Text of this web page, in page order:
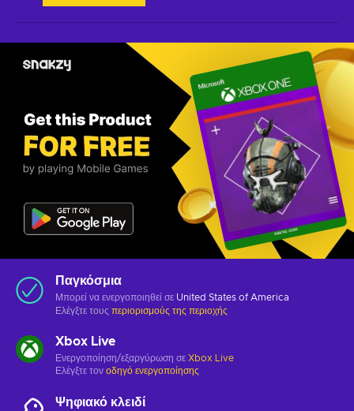
Παγκόσμια
Μπορεί να ενεργοποιηθεί σε United States of America
Ελέγξτε τους περιορισμούς της περιοχής
Xbox Live
Ενεργοποίηση/εξαργύρωση σε Xbox Live
Ελέγξτε τον οδηγό ενεργοποίησης
Ψηφιακό κλειδί